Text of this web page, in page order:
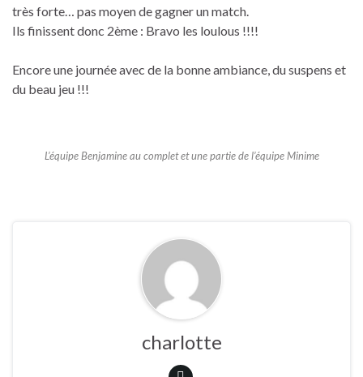
très forte… pas moyen de gagner un match.
Ils finissent donc 2ème : Bravo les loulous !!!!
Encore une journée avec de la bonne ambiance, du suspens et
du beau jeu !!!
L’équipe Benjamine au complet et une partie de l’équipe Minime
charlotte